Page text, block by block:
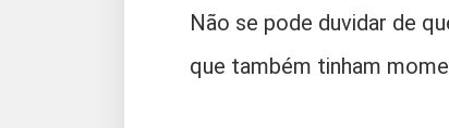
Não se pode duvidar de
que também tinham